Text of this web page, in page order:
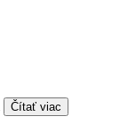
Čítať viac